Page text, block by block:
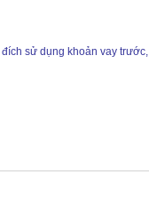
sử dụng khoản vay trước,